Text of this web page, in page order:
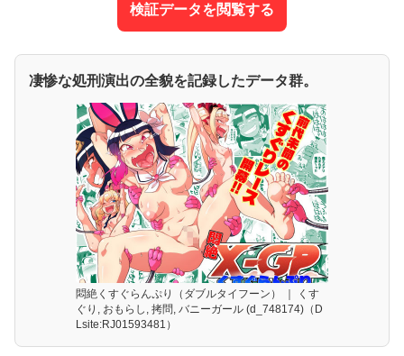
検証データを閲覧する
凄惨な処刑演出の全貌を記録したデータ群。
悶絶くすぐらんぷり（ダブルタイフーン） ｜ くす
ぐり, おもらし, 拷問, バニーガール (d_748174)（D
Lsite:RJ01593481）